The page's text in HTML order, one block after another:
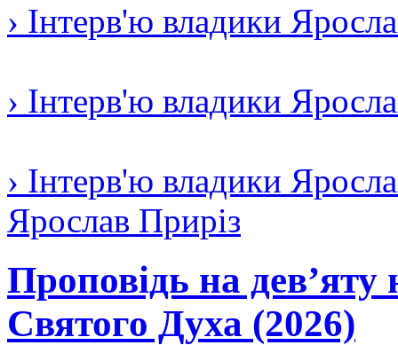
› Інтерв'ю владики
› Інтерв'ю владики
› Інтерв'ю владики
Ярослав Приріз
Проповідь на дев’яту
Святого Духа (2026)